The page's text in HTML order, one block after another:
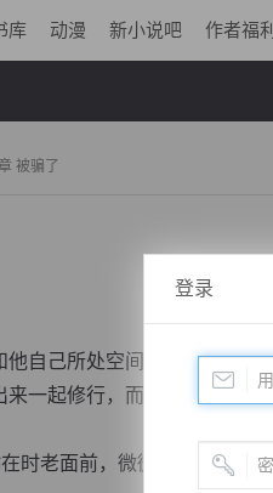
库 动漫 新小说吧 作者福利
被骗了
小说：绝世武神
己所处空间的时光流速是
来一起修行，而他自己，则找
老面前，微微欠身，很是客
登录